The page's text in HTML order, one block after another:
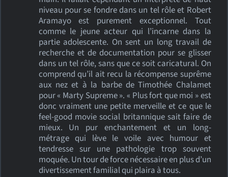
niveau pour se fondre dans un tel rôle et Robert
Aramayo est purement exceptionnel. Tout
comme le jeune acteur qui l’incarne dans la
partie adolescente. On sent un long travail de
recherche et de documentation pour se glisser
dans un tel rôle, sans que ce soit caricatural. On
comprend qu’il ait recu la récompense suprême
aux nez et à la barbe de Timothée Chalamet
pour « Marty Supreme ». « Plus fort que moi » est
donc vraiment une petite merveille et ce que le
feel-good movie social britannique sait faire de
mieux. Un pur enchantement et un long-
métrage qui lève le voile avec humour et
tendresse sur une pathologie trop souvent
moquée. Un tour de force nécessaire en plus d’un
divertissement familial qui plaira à tous.